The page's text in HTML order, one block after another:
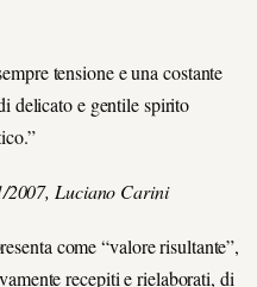
tensione e una costante
delicato e gentile spirito
senso poetico.”
Luciano Carini
come “valore risultante”,
recepiti e rielaborati, di